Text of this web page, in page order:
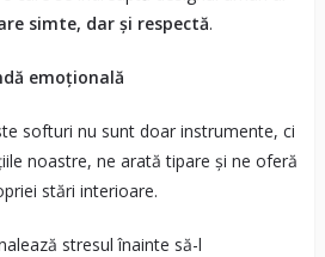
simte, dar și respectă.
emoțională
softuri nu sunt doar instrumente, ci
noastre, ne arată tipare și ne oferă
stări interioare.
stresul înainte să-l